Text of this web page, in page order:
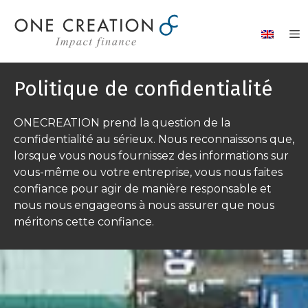
Politique de confidentialité
ONECREATION prend la question de la
confidentialité au sérieux. Nous reconnaissons que,
lorsque vous nous fournissez des informations sur
vous-même ou votre entreprise, vous nous faites
confiance pour agir de manière responsable et
nous nous engageons à nous assurer que nous
méritons cette confiance.